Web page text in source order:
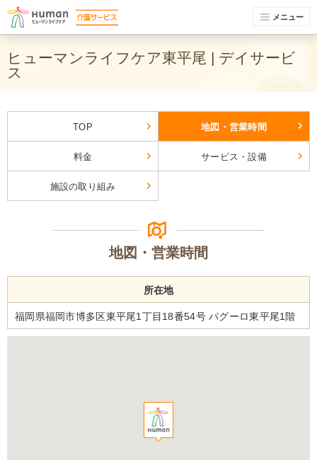
メニュー
ヒューマンライフケア東平尾 | デイサービ
ス
TOP 地図・営業時間
料金 サービス・設備
施設の取り組み
地図・営業時間
所在地
福岡県福岡市博多区東平尾1丁目18番54号 パグーロ東平尾1階